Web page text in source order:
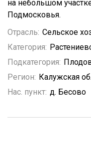
на небольшом
Подмосковья.
Отрасль: Сельское
Категория:
Подкатегория:
Регион: Калужская
Нас. пункт: д. Бесово